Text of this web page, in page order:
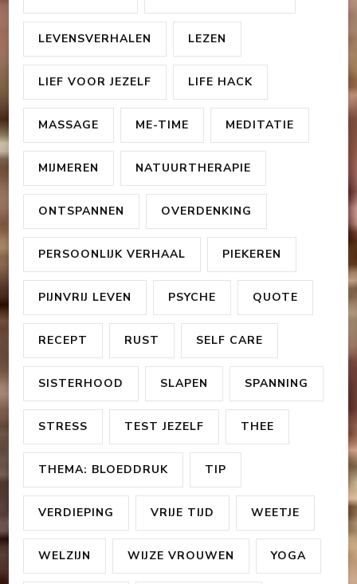
LEVENSVERHALEN LEZEN
LIEF VOOR JEZELF LIFE HACK
MASSAGE ME-TIME MEDITATIE
MIJMEREN NATUURTHERAPIE
ONTSPANNEN OVERDENKING
PERSOONLIJK VERHAAL PIEKEREN
PIJNVRIJ LEVEN PSYCHE QUOTE
RECEPT RUST SELF CARE
SISTERHOOD SLAPEN SPANNING
STRESS TEST JEZELF THEE
THEMA: BLOEDDRUK TIP
VERDIEPING VRIJE TIJD WEETJE
WELZIJN WIJZE VROUWEN YOGA